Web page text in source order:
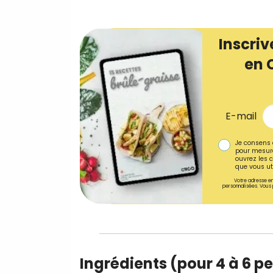
en
E-mail
Je
pour
ouvrez les
que vous
Votre adresse
personnalisées.
Ingrédients (pour 4 à 6